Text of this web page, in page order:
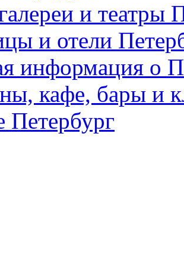
и театры
и отели
информация о
кафе, бары и
Петербург